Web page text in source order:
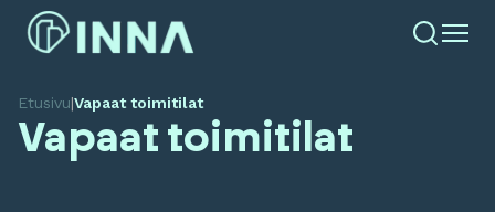
Etusivu|Vapaat toimitilat
Vapaat toimitilat